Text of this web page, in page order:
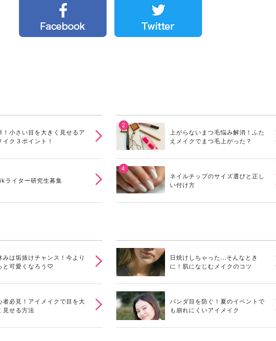
！小さい目を大きく見せるア
イク３ポイント！
上がらないまつ毛悩み解消！ふた
えメイクでまつ毛上がった？
ライター研究生募集
ネイルチップのサイズ選びと正し
い付け方
みは垢抜けチャンス！今より
と可愛くなろう♡
日焼けしちゃった...そんなとき
に！肌になじむメイクのコツ
者必見！アイメイクで目を大
見せる方法
パンダ目を防ぐ！夏のイベントで
も崩れにくいアイメイク